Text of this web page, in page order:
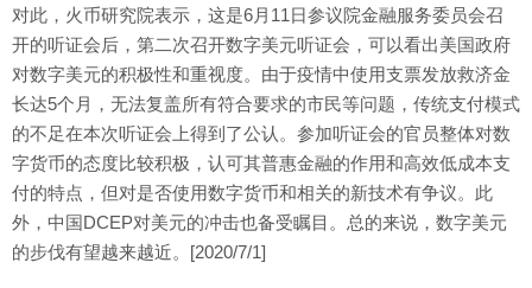
对此，火币研究院表示，这是6月11日参议院金融服务委员会召
开的听证会后，第二次召开数字美元听证会，可以看出美国政府
对数字美元的积极性和重视度。由于疫情中使用支票发放救济金
长达5个月，无法复盖所有符合要求的市民等问题，传统支付模式
的不足在本次听证会上得到了公认。参加听证会的官员整体对数
字货币的态度比较积极，认可其普惠金融的作用和高效低成本支
付的特点，但对是否使用数字货币和相关的新技术有争议。此
外，中国DCEP对美元的冲击也备受瞩目。总的来说，数字美元
的步伐有望越来越近。[2020/7/1]